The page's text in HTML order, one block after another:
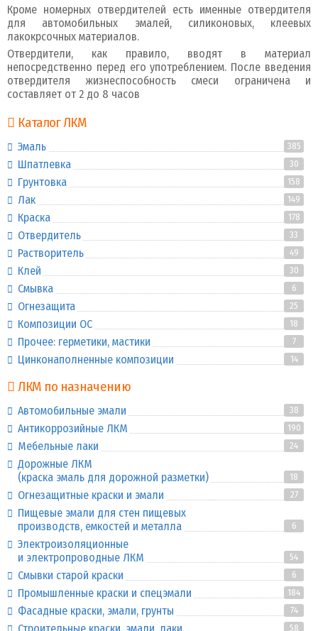
Кроме номерных отвердителей есть именные отвердителя
для автомобильных эмалей, силиконовых, клеевых
лакокрсочных материалов.
Отвердители, как правило, вводят в материал
непосредственно перед его употреблением. После введения
отвердителя жизнеспособность смеси ограничена и
составляет от 2 до 8 часов
Каталог ЛКМ
Эмаль 385
Шпатлевка 30
Грунтовка 158
Лак 149
Краска 178
Отвердитель 33
Растворитель 49
Клей 30
Смывка 6
Огнезащита 25
Композиции ОС 18
Прочее: герметики, мастики 7
Цинконаполненные композиции 14
ЛКМ по назначению
Автомобильные эмали 38
Антикоррозийные ЛКМ 190
Мебельные лаки 24
Дорожные ЛКМ
(краска эмаль для дорожной разметки)
18
Огнезащитные краски и эмали 27
Пищевые эмали для стен пищевых
производств, емкостей и металла
6
Электроизоляционные
и электропроводные ЛКМ
54
Смывки старой краски 6
Промышленные краски и спецэмали 184
Фасадные краски, эмали, грунты 74
58